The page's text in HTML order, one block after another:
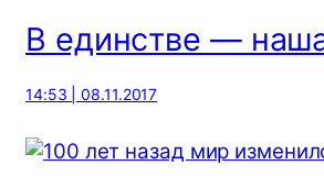
В единстве —
14:53 | 08.11.2017